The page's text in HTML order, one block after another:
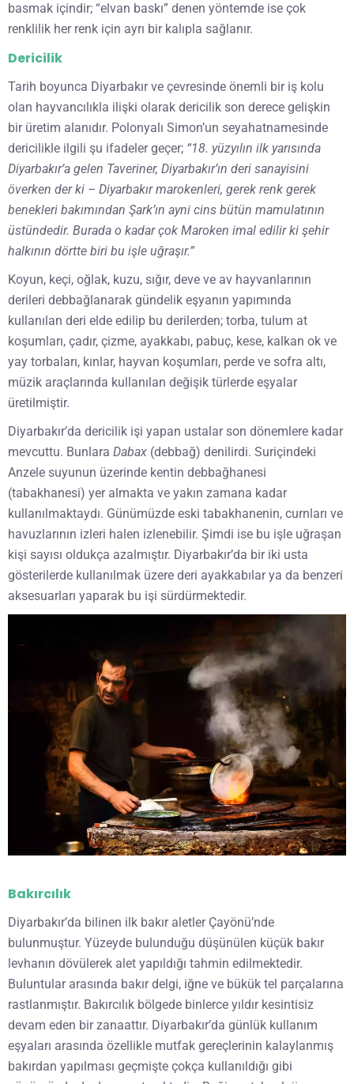
basmak içindir; “elvan baskı” denen yöntemde ise çok
renklilik her renk için ayrı bir kalıpla sağlanır.
Dericilik
Tarih boyunca Diyarbakır ve çevresinde önemli bir iş kolu
olan hayvancılıkla ilişki olarak dericilik son derece gelişkin
bir üretim alanıdır. Polonyalı Simon’un seyahatnamesinde
dericilikle ilgili şu ifadeler geçer; “18. yüzyılın ilk yarısında
Diyarbakır’a gelen Taveriner, Diyarbakır’ın deri sanayisini
överken der ki – Diyarbakır marokenleri, gerek renk gerek
benekleri bakımından Şark’ın ayni cins bütün mamulatının
üstündedir. Burada o kadar çok Maroken imal edilir ki şehir
halkının dörtte biri bu işle uğraşır.”
Koyun, keçi, oğlak, kuzu, sığır, deve ve av hayvanlarının
derileri debbağlanarak gündelik eşyanın yapımında
kullanılan deri elde edilip bu derilerden; torba, tulum at
koşumları, çadır, çizme, ayakkabı, pabuç, kese, kalkan ok ve
yay torbaları, kınlar, hayvan koşumları, perde ve sofra altı,
müzik araçlarında kullanılan değişik türlerde eşyalar
üretilmiştir.
Diyarbakır’da dericilik işi yapan ustalar son dönemlere kadar
mevcuttu. Bunlara Dabax (debbağ) denilirdi. Suriçindeki
Anzele suyunun üzerinde kentin debbağhanesi
(tabakhanesi) yer almakta ve yakın zamana kadar
kullanılmaktaydı. Günümüzde eski tabakhanenin, curnları ve
havuzlarının izleri halen izlenebilir. Şimdi ise bu işle uğraşan
kişi sayısı oldukça azalmıştır. Diyarbakır’da bir iki usta
gösterilerde kullanılmak üzere deri ayakkabılar ya da benzeri
aksesuarları yaparak bu işi sürdürmektedir.
Bakırcılık
Diyarbakır’da bilinen ilk bakır aletler Çayönü’nde
bulunmuştur. Yüzeyde bulunduğu düşünülen küçük bakır
levhanın dövülerek alet yapıldığı tahmin edilmektedir.
Buluntular arasında bakır delgi, iğne ve bükük tel parçalarına
rastlanmıştır. Bakırcılık bölgede binlerce yıldır kesintisiz
devam eden bir zanaattır. Diyarbakır’da günlük kullanım
eşyaları arasında özellikle mutfak gereçlerinin kalaylanmış
bakırdan yapılması geçmişte çokça kullanıldığı gibi